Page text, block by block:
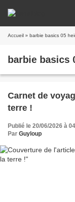
Accueil » barbie basics 05
barbie basics
Carnet de
terre !
Publié le 20/06/2026 à
Par Guyloup